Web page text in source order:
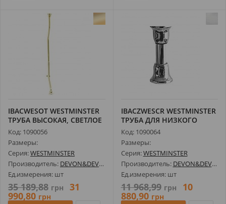
IBACWESOT WESTMINSTER
ТРУБА ВЫСОКАЯ, СВЕТЛОЕ
ЗОЛОТО
Код: 1090056
Размеры:
Серия:WESTMINSTER
Производитель: DEVON&DEVON
Ед.измерения: шт
35 189,88 грн 31
990,80 грн
IBACZWESCR WESTMINSTER
ТРУБА ДЛЯ НИЗКОГО
БАЧКА, ХРОМ
Код: 1090064
Размеры:
Серия:WESTMINSTER
Производитель: DEVON&DEVON
Ед.измерения: шт
11 968,99 грн 10
880,90 грн